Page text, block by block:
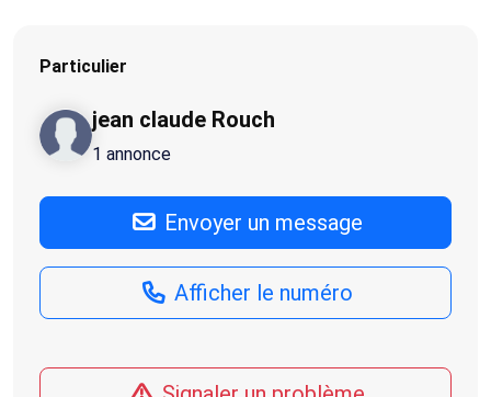
Particulier
jean claude Rouch
1 annonce
Envoyer un message
Afficher le numéro